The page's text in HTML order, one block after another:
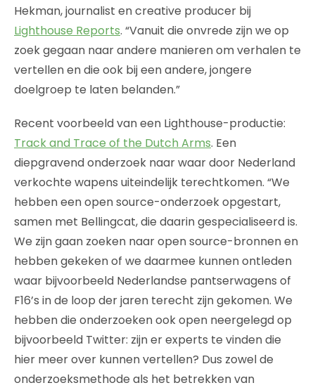
Hekman, journalist en creative producer bij
Lighthouse Reports. “Vanuit die onvrede zijn we op
zoek gegaan naar andere manieren om verhalen te
vertellen en die ook bij een andere, jongere
doelgroep te laten belanden.”
Recent voorbeeld van een Lighthouse-productie:
Track and Trace of the Dutch Arms. Een
diepgravend onderzoek naar waar door Nederland
verkochte wapens uiteindelijk terechtkomen. “We
hebben een open source-onderzoek opgestart,
samen met Bellingcat, die daarin gespecialiseerd is.
We zijn gaan zoeken naar open source-bronnen en
hebben gekeken of we daarmee kunnen ontleden
waar bijvoorbeeld Nederlandse pantserwagens of
F16’s in de loop der jaren terecht zijn gekomen. We
hebben die onderzoeken ook open neergelegd op
bijvoorbeeld Twitter: zijn er experts te vinden die
hier meer over kunnen vertellen? Dus zowel de
onderzoeksmethode als het betrekken van